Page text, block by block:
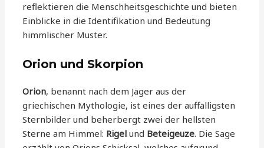
reflektieren die Menschheitsgeschichte und bieten
Einblicke in die Identifikation und Bedeutung
himmlischer Muster.
Orion und Skorpion
Orion, benannt nach dem Jäger aus der
griechischen Mythologie, ist eines der auffälligsten
Sternbilder und beherbergt zwei der hellsten
Sterne am Himmel: Rigel und Beteigeuze. Die Sage